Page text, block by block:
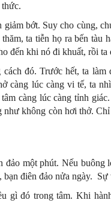
bớt. Suy cho cùng,
ta tiễn họ ra bến tàu
đến khi nó đi khuất, rồi ta
đó. Trước hết, ta
càng lúc càng vi tế, ta
càng lúc càng tỉnh
như không còn hơi thở.
đảo một phút. Nếu buông
điên đảo nửa ngày.
gì đó trong tâm. Khi